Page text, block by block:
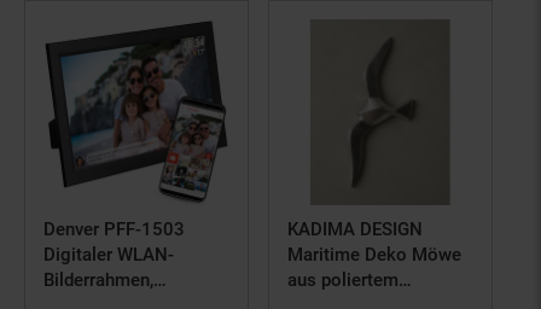
Denver PFF-1503
Digitaler WLAN-
Bilderrahmen,
KADIMA DESIGN
Maritime Deko Möwe
aus poliertem